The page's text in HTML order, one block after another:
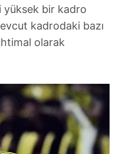
yüksek bir kadro
kadrodaki bazı
olarak